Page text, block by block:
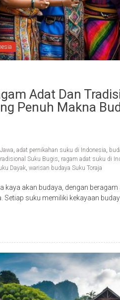
Adat Dan
Penuh Makna
, adat pernikahan suku di Indonesia,
Suku Bugis, ragam adat suku di
Dayak, warisan budaya Suku Toraja
kaya akan budaya, dengan
Setiap suku memiliki kekayaan